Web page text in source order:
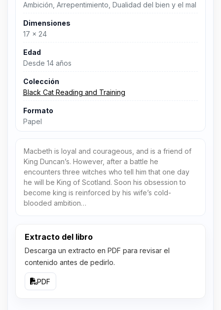
Ambición, Arrepentimiento, Dualidad del bien y el mal
Dimensiones
17 x 24
Edad
Desde 14 años
Colección
Black Cat Reading and Training
Formato
Papel
Macbeth is loyal and courageous, and is a friend of
King Duncan’s. However, after a battle he
encounters three witches who tell him that one day
he will be King of Scotland. Soon his obsession to
become king is reinforced by his wife’s cold-
blooded ambition…
Extracto del libro
Descarga un extracto en PDF para revisar el
contenido antes de pedirlo.
PDF